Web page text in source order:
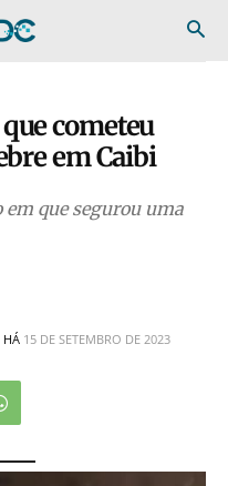
cometeu
em Caibi
que segurou uma
HÁ 15 DE SETEMBRO DE 2023